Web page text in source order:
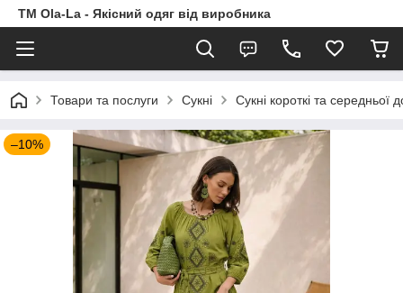
TM Ola-La - Якісний одяг від виробника
Товари та послуги Сукні Сукні короткі та середньої
–10%